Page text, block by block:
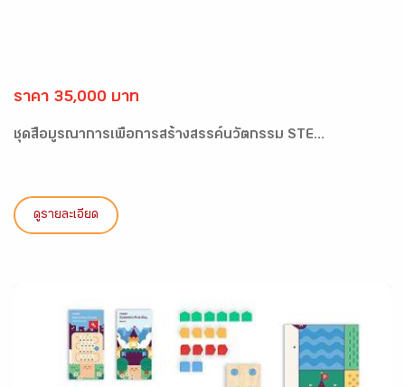
ราคา 35,000 บาท
ชุดสื่อบูรณาการเพื่อการสร้างสรรค์นวัตกรรม STE...
ดูรายละเอียด